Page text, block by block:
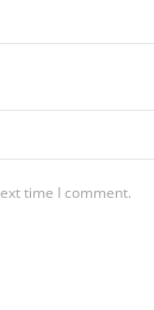
time I comment.